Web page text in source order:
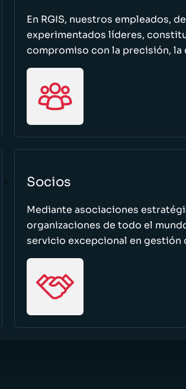
En RGIS, nuestros empleados,
experimentados líderes,
compromiso con la precisión,
Socios
Mediante asociaciones
organizaciones de todo el
servicio excepcional en gestión